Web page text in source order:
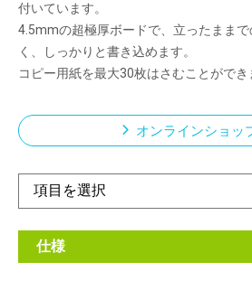
付いています。
4.5mmの超極厚ボードで、立ったままで
く、しっかりと書き込めます。
コピー用紙を最大30枚はさむことができ
オンラインショッ
仕様